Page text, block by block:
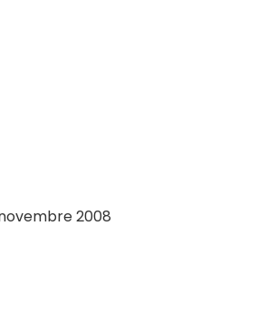
2008